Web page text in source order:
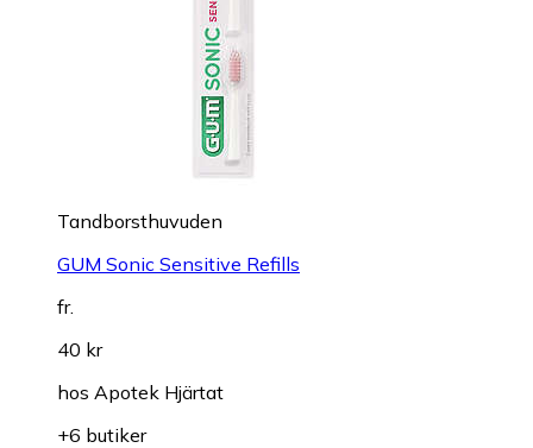
Tandborsthuvuden
GUM Sonic Sensitive Refills
fr.
40 kr
hos Apotek Hjärtat
+6 butiker